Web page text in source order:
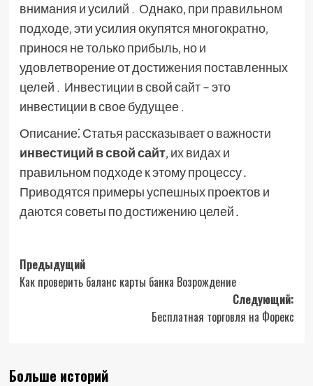
внимания и усилий․ Однако‚ при правильном
подходе‚ эти усилия окупятся многократно‚
принося не только прибыль‚ но и
удовлетворение от достижения поставленных
целей․ Инвестиции в свой сайт – это
инвестиции в свое будущее․
Описание⁚ Статья рассказывает о важности
инвестиций в свой сайт‚ их видах и
правильном подходе к этому процессу․
Приводятся примеры успешных проектов и
даются советы по достижению целей․
Навигация
записи
Предыдущий
Как проверить баланс карты банка Возрождение
Следующий:
Бесплатная торговля на Форекс
Больше историй